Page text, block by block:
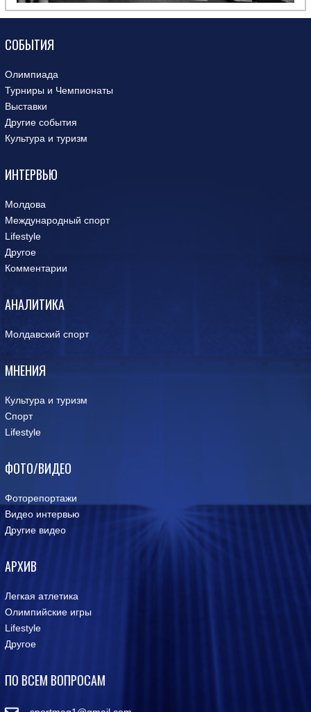
СОБЫТИЯ
Олимпиада
Турниры и Чемпионаты
Выставки
Другие события
Культура и туризм
ИНТЕРВЬЮ
Молдова
Международный спорт
Lifestyle
Другое
Комментарии
АНАЛИТИКА
Молдавский спорт
МНЕНИЯ
Культура и туризм
Спорт
Lifestyle
ФОТО/ВИДЕО
Фоторепортажи
Видео интервью
Другие видео
АРХИВ
Легкая атлетика
Олимпийские игры
Lifestyle
Другое
ПО ВСЕМ ВОПРОСАМ